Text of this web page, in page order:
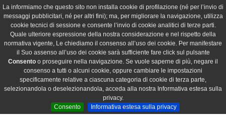
La informiamo che questo sito non installa cookie di profilazione (né per l’invio di
messaggi pubblicitari, né per altri fini); ma, per migliorare la navigazione, utilizza
cookie tecnici di sessione e consente l’invio di cookie analitici di terze parti.
Quale ulteriore espressione della nostra considerazione e nel rispetto della
normativa vigente, Le chiediamo il consenso all’uso dei cookie. Per manifestare
il Suo assenso all’uso dei cookie sarà sufficiente fare click sul pulsante
Consento o proseguire nella navigazione. Se vuole saperne di più, negare il
consenso a tutti o alcuni cookie, oppure cambiare le impostazioni
specificamente relative a ciascuna categoria di cookie di terza parte,
selezionandola o deselezionandola, acceda alla nostra Informativa estesa sulla
privacy.
Consento
Informativa estesa sulla privacy